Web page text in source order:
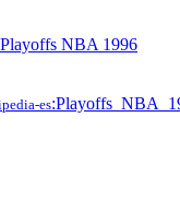
NBA 1996
es